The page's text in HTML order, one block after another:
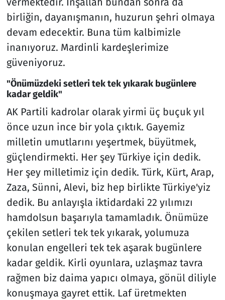
birliğin, dayanışmanın, huzurun şehri olmaya
devam edecektir. Buna tüm kalbimizle
inanıyoruz. Mardinli kardeşlerimize
güveniyoruz.
"Önümüzdeki setleri tek tek yıkarak bugünlere
kadar geldik"
AK Partili kadrolar olarak yirmi üç buçuk yıl
önce uzun ince bir yola çıktık. Gayemiz
milletin umutlarını yeşertmek, büyütmek,
güçlendirmekti. Her şey Türkiye için dedik.
Her şey milletimiz için dedik. Türk, Kürt, Arap,
Zaza, Sünni, Alevi, biz hep birlikte Türkiye'yiz
dedik. Bu anlayışla iktidardaki 22 yılımızı
hamdolsun başarıyla tamamladık. Önümüze
çekilen setleri tek tek yıkarak, yolumuza
konulan engelleri tek tek aşarak bugünlere
kadar geldik. Kirli oyunlara, uzlaşmaz tavra
rağmen biz daima yapıcı olmaya, gönül diliyle
konuşmaya gayret ettik. Laf üretmekten